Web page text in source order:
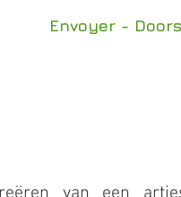
Envoyer -